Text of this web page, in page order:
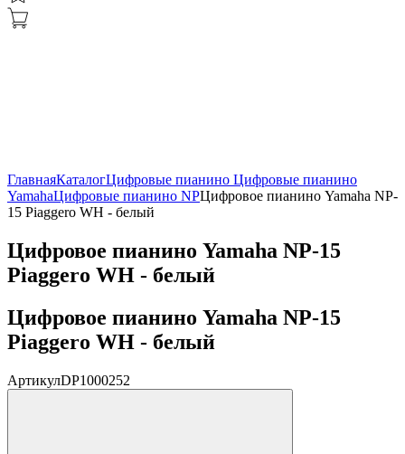
ГлавнаяКаталогЦифровые пианино Цифровые пианино
YamahaЦифровые пианино NPЦифровое пианино Yamaha NP-
15 Piaggero WH - белый
Цифровое пианино Yamaha NP-15
Piaggero WH - белый
Цифровое пианино Yamaha NP-15
Piaggero WH - белый
АртикулDP1000252